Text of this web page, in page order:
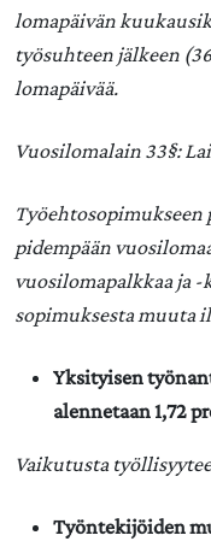
lomapäivän
työsuhteen jälkeen
lomapäivää.
Vuosilomalain 33§:
Työehtosopimukseen
pidempään
vuosilomapalkkaa ja -
sopimuksesta muuta
Yksityisen
alennetaan 1,72
Vaikutusta
Työntekijöiden